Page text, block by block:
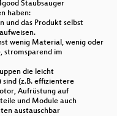
Staubsauger
haben:
und das Produkt selbst
wenig Material, wenig oder
stromsparend im
die leicht
(z.B. effizientere
Aufrüstung auf
und Module auch
austauschbar